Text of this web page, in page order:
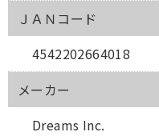
ＪＡＮコード
4542202664018
メーカー
Dreams Inc.